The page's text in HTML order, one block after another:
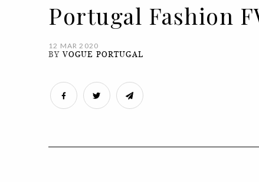
Portugal Fashion
12 MAR 2020
BYVOGUE PORTUGAL